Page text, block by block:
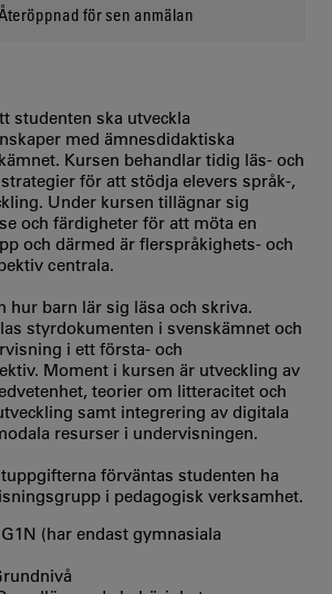
Återöppnad för sen anmälan
studenten ska utveckla
med ämnesdidaktiska
Kursen behandlar tidig läs- och
för att stödja elevers språk-,
Under kursen tillägnar sig
och färdigheter för att möta en
och därmed är flerspråkighets- och
centrala.
hur barn lär sig läsa och skriva.
styrdokumenten i svenskämnet och
i ett första- och
Moment i kursen är utveckling av
teorier om litteracitet och
samt integrering av digitala
resurser i undervisningen.
förväntas studenten ha
i pedagogisk verksamhet.
G1N (har endast gymnasiala